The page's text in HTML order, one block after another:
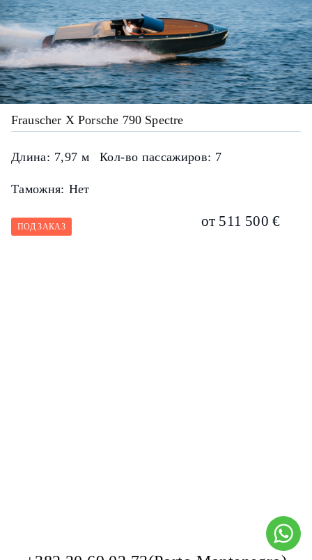
Frauscher X Porsche 790 Spectre
Длина: 7,97 м Кол-во пассажиров: 7
Таможня: Нет
ПОД ЗАКАЗ от 511 500 €